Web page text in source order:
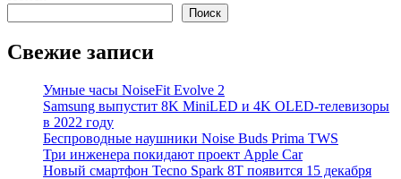
Поиск
Свежие записи
Умные часы NoiseFit Evolve 2
Samsung выпустит 8K MiniLED и 4K OLED-телевизоры
в 2022 году
Беспроводные наушники Noise Buds Prima TWS
Три инженера покидают проект Apple Car
Новый смартфон Tecno Spark 8T появится 15 декабря